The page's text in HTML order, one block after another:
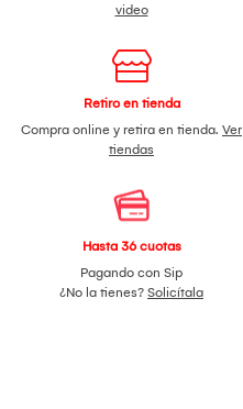
video
Retiro en tienda
Compra online y retira en tienda. Ver
tiendas
Hasta 36 cuotas
Pagando con Sip
¿No la tienes? Solicítala